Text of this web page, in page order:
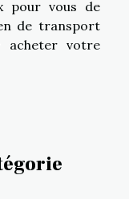
pour vous de
de transport
acheter votre